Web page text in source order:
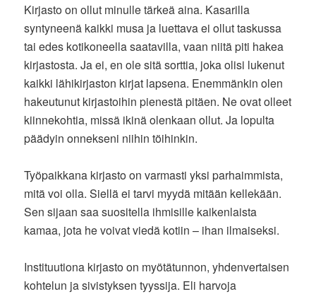
Kirjasto on ollut minulle tärkeä aina. Kasarilla
syntyneenä kaikki musa ja luettava ei ollut taskussa
tai edes kotikoneella saatavilla, vaan niitä piti hakea
kirjastosta. Ja ei, en ole sitä sorttia, joka olisi lukenut
kaikki lähikirjaston kirjat lapsena. Enemmänkin olen
hakeutunut kirjastoihin pienestä pitäen. Ne ovat olleet
kiinnekohtia, missä ikinä olenkaan ollut. Ja lopulta
päädyin onnekseni niihin töihinkin.
Työpaikkana kirjasto on varmasti yksi parhaimmista,
mitä voi olla. Siellä ei tarvi myydä mitään kellekään.
Sen sijaan saa suositella ihmisille kaikenlaista
kamaa, jota he voivat viedä kotiin – ihan ilmaiseksi.
Instituutiona kirjasto on myötätunnon, yhdenvertaisen
kohtelun ja sivistyksen tyyssija. Eli harvoja